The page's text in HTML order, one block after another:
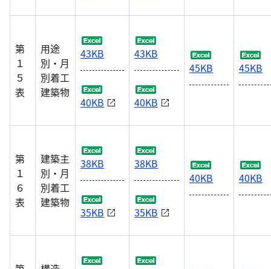
第
１
５
表
用途
別・月
別着工
建築物
43KB
40KB
43KB
40KB
45KB 45KB
第
１
６
表
建築主
別・月
別着工
建築物
38KB
35KB
38KB
35KB
40KB 40KB